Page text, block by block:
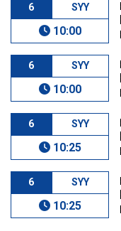
6 SYY
10:00
6 SYY
10:00
6 SYY
10:25
6 SYY
10:25